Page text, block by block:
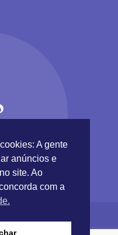
A gente
anúncios e
site. Ao
com a